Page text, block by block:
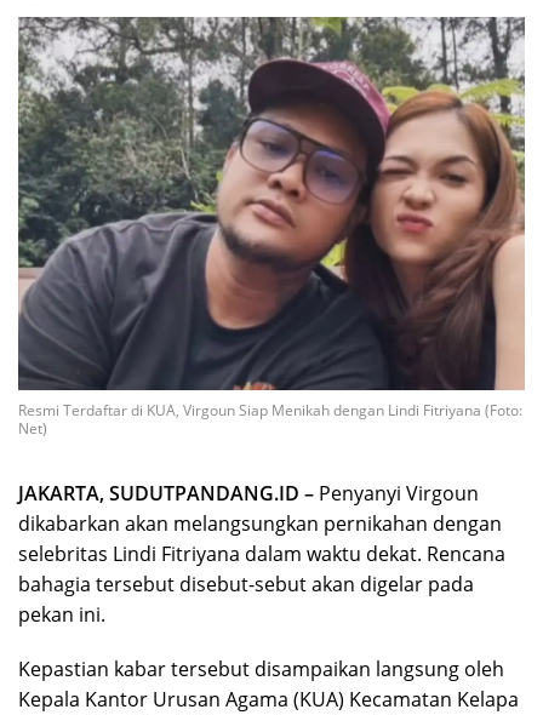
Resmi Terdaftar di KUA, Virgoun Siap Menikah dengan Lindi Fitriyana (Foto:
Net)
JAKARTA, SUDUTPANDANG.ID – Penyanyi Virgoun
dikabarkan akan melangsungkan pernikahan dengan
selebritas Lindi Fitriyana dalam waktu dekat. Rencana
bahagia tersebut disebut-sebut akan digelar pada
pekan ini.
Kepastian kabar tersebut disampaikan langsung oleh
Kepala Kantor Urusan Agama (KUA) Kecamatan Kelapa